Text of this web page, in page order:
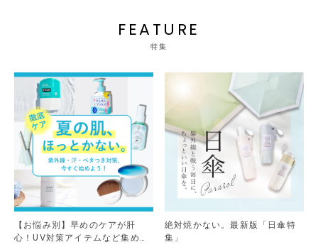
FEATURE
特集
【お悩み別】早めのケアが肝
心！UV対策アイテムなど集めま
絶対焼かない。最新版「日傘特
集」